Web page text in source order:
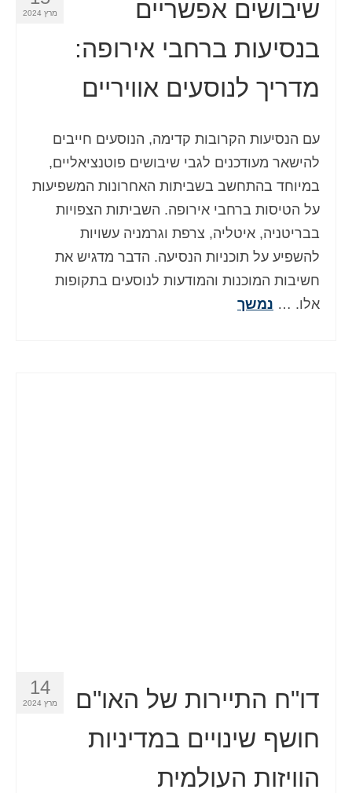
מרץ 2024
שיבושים אפשריים
בנסיעות ברחבי אירופה:
מדריך לנוסעים אוויריים
עם הנסיעות הקרובות קדימה, הנוסעים חייבים
להישאר מעודכנים לגבי שיבושים פוטנציאליים,
במיוחד בהתחשב בשביתות האחרונות המשפיעות
על הטיסות ברחבי אירופה. השביתות הצפויות
בבריטניה, איטליה, צרפת וגרמניה עשויות
להשפיע על תוכניות הנסיעה. הדבר מדגיש את
חשיבות המוכנות והמודעות לנוסעים בתקופות
אלו. … נמשך
14
מרץ 2024
דו"ח התיירות של האו"ם
חושף שינויים במדיניות
הוויזות העולמית